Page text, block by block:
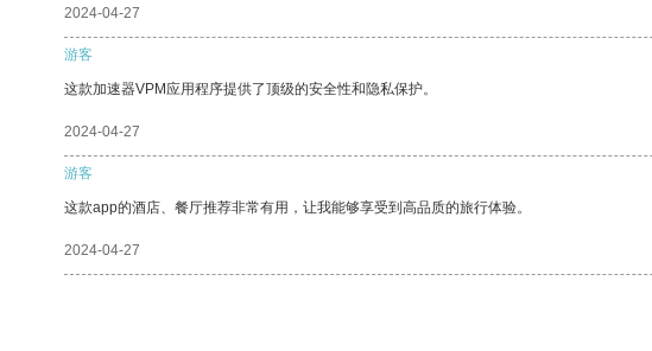
2024-04-27
游客
这款加速器VPM应用程序提供了顶级的安全性和隐私保护。
2024-04-27
游客
这款app的酒店、餐厅推荐非常有用，让我能够享受到高品质的旅行体验。
2024-04-27